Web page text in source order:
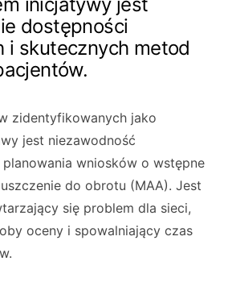
dostępności
i skutecznych metod
zidentyfikowanych jako
jest niezawodność
wniosków o wstępne
do obrotu (MAA). Jest
się problem dla sieci,
oceny i spowalniający czas